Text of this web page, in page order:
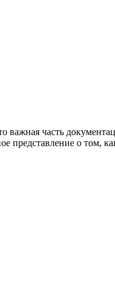
важная часть
представление о том,